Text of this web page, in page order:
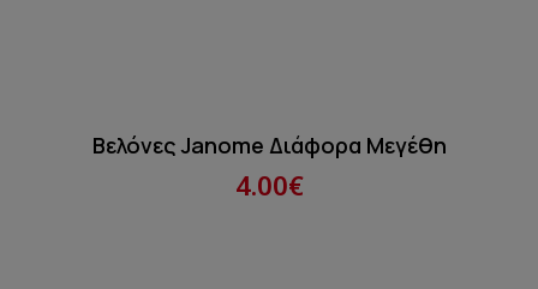
Βελόνες Janome Διάφορα Μεγέθη
4.00€